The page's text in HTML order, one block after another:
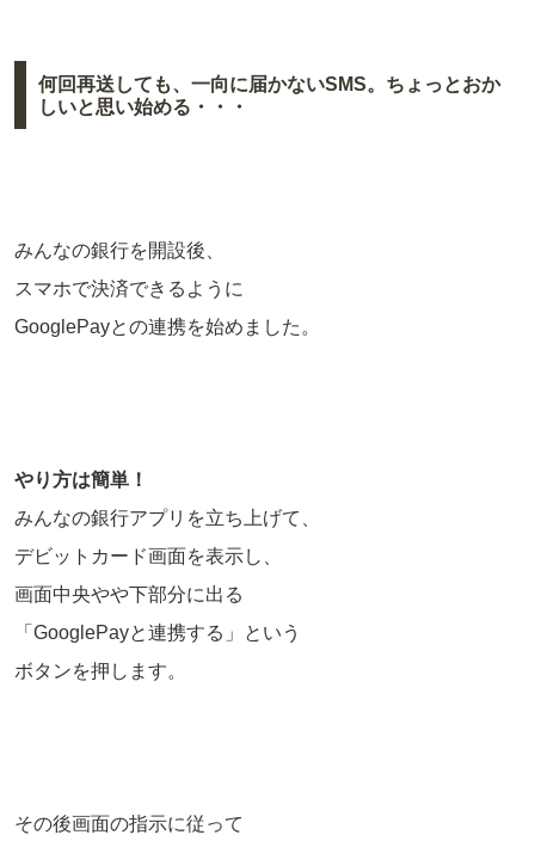
何回再送しても、一向に届かないSMS。ちょっとおか
しいと思い始める・・・
みんなの銀行を開設後、
スマホで決済できるように
GooglePayとの連携を始めました。
やり方は簡単！
みんなの銀行アプリを立ち上げて、
デビットカード画面を表示し、
画面中央やや下部分に出る
「GooglePayと連携する」という
ボタンを押します。
その後画面の指示に従って